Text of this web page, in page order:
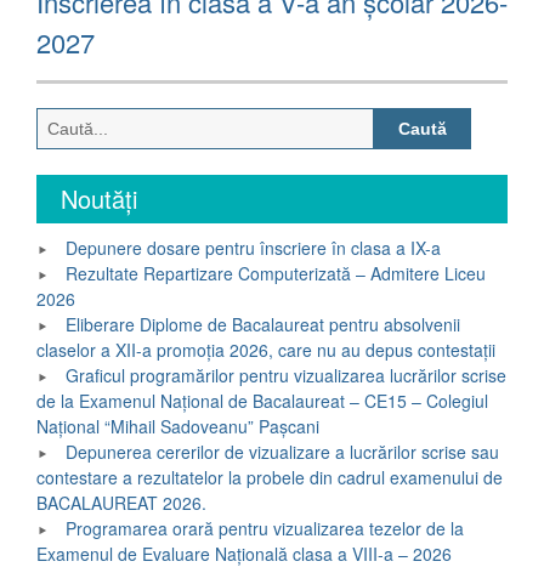
următor:
2027
Caută
după:
Noutăți
Depunere dosare pentru înscriere în clasa a IX-a
Rezultate Repartizare Computerizată – Admitere Liceu
2026
Eliberare Diplome de Bacalaureat pentru absolvenii
claselor a XII-a promoția 2026, care nu au depus contestații
Graficul programărilor pentru vizualizarea lucrărilor scrise
de la Examenul Național de Bacalaureat – CE15 – Colegiul
Național “Mihail Sadoveanu” Pașcani
Depunerea cererilor de vizualizare a lucrărilor scrise sau
contestare a rezultatelor la probele din cadrul examenului de
BACALAUREAT 2026.
Programarea orară pentru vizualizarea tezelor de la
Examenul de Evaluare Națională clasa a VIII-a – 2026